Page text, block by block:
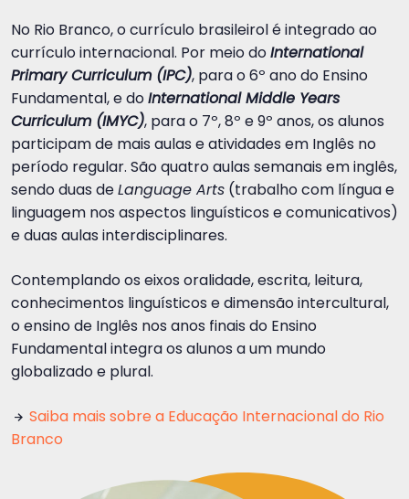
No Rio Branco, o currículo brasileirol é integrado ao
currículo internacional. Por meio doInternational
Primary Curriculum (IPC), para o 6º ano do Ensino
Fundamental, e doInternational Middle Years
Curriculum (IMYC), para o 7º, 8º e 9º anos, os alunos
participam de mais aulas e atividades em Inglês no
período regular. São quatro aulas semanais em inglês,
sendo duas deLanguage Arts (trabalho com língua e
linguagem nos aspectos linguísticos e comunicativos)
e duas aulas interdisciplinares.
Contemplando os eixos oralidade, escrita, leitura,
conhecimentos linguísticos e dimensão intercultural,
o ensino de Inglês nos anos finais do Ensino
Fundamental integra os alunos a um mundo
globalizado e plural.
Saiba mais sobre a Educação Internacional do Rio
Branco